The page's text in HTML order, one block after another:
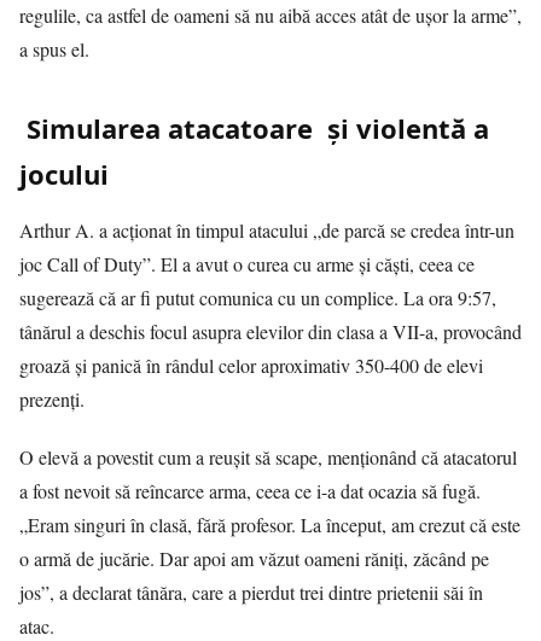
regulile, ca astfel de oameni să nu aibă acces atât de ușor la arme”,
a spus el.
Simularea atacatoare şi violentă a
jocului
Arthur A. a acționat în timpul atacului „de parcă se credea într-un
joc Call of Duty”. El a avut o curea cu arme și căști, ceea ce
sugerează că ar fi putut comunica cu un complice. La ora 9:57,
tânărul a deschis focul asupra elevilor din clasa a VII-a, provocând
groază și panică în rândul celor aproximativ 350-400 de elevi
prezenți.
O elevă a povestit cum a reușit să scape, menționând că atacatorul
a fost nevoit să reîncarce arma, ceea ce i-a dat ocazia să fugă.
„Eram singuri în clasă, fără profesor. La început, am crezut că este
o armă de jucărie. Dar apoi am văzut oameni răniți, zăcând pe
jos”, a declarat tânăra, care a pierdut trei dintre prietenii săi în
atac.